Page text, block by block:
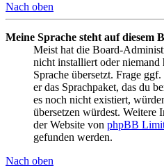
Nach oben
Meine Sprache steht auf diesem
Meist hat die Board-
nicht installiert oder niemand
Sprache übersetzt. Frage
er das Sprachpaket, das du
es noch nicht existiert,
übersetzen würdest. Weitere
der Website von phpBB
gefunden werden.
Nach oben